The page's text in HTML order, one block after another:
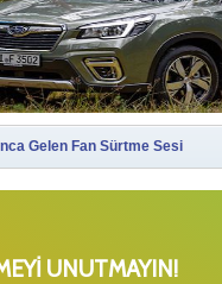
Gelen Fan Sürtme Sesi
UNUTMAYIN!